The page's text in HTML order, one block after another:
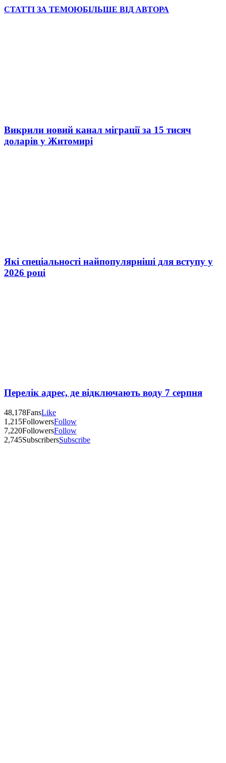
СТАТТІ ЗА ТЕМОЮБІЛЬШЕ ВІД АВТОРА
Викрили новий канал міграції за 15 тисяч
доларів у Житомирі
Які спеціальності найпопулярніші для вступу у
2026 році
Перелік адрес, де відключають воду 7 серпня
48,178FansLike
1,215FollowersFollow
7,220FollowersFollow
2,745SubscribersSubscribe